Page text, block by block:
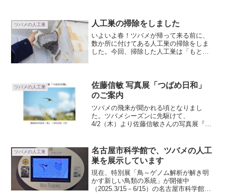
ツバメの人工巣 人工巣の掃除をしました
いよいよ春！ツバメが帰って来る前に、
数か所に付けてある人工巣の掃除をしま
した。今回、掃除した人工巣は「もとも
者と相談して付けさせても...
ツバメの人工巣
佐藤信敏 写真展「つばめ日和」
のご案内
ツバメの飛来が聞かれる頃となりまし
た。ツバメシーズンに先駆けて、
4/2（木）より佐藤信敏さんの写真展『ツ
著者でもある佐藤信敏さん。今回の展覧
会ではどんなツバメの世界を見...
ツバメの人工巣
名古屋市科学館で、ツバメの人工
巣を展示しています
現在、特別展「鳥～ゲノム解析が解き明
かす新しい鳥類の系統」が開催中
（2025.3/15－6/15）の名古屋市科学館別